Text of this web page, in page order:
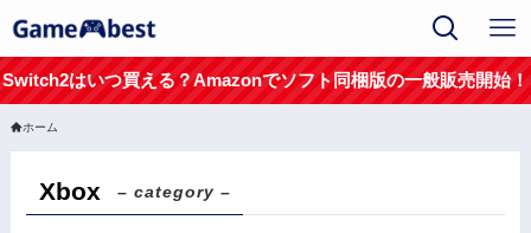
Switch2はいつ買える？Amazonでソフト同梱版の一般販売開始！
ホーム
Xbox – category –